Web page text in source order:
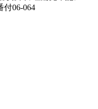
付06-064